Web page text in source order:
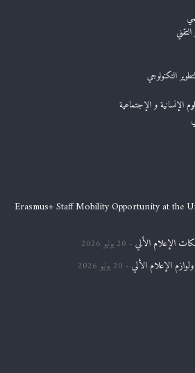
التكنولوجي
الإنسانية و الإجتماعية
Erasmus+ Staff Mobility Opportunity at the
الإعلام الألي 20 يوليو 2026
الإعلام الألي 20 يوليو 2026